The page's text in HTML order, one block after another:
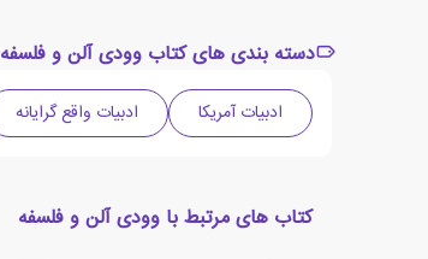
دسته بندی های کتاب وودی آلن و فلسفه
ادبیات آمریکا ادبیات واقع گرایانه
کتاب های مرتبط با وودی آلن و فلسفه